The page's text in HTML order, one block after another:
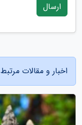
ارسال
اخبار و مقالات مرتبط